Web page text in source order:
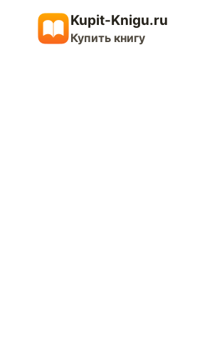
содержимому
Kupit-Knigu.ru
Купить книгу